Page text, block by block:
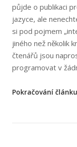
půjde o publikaci
jazyce, ale
si pod pojmem
jiného než několik
čtenářů jsou
programovat v
„Rastislav
Pokračování článku